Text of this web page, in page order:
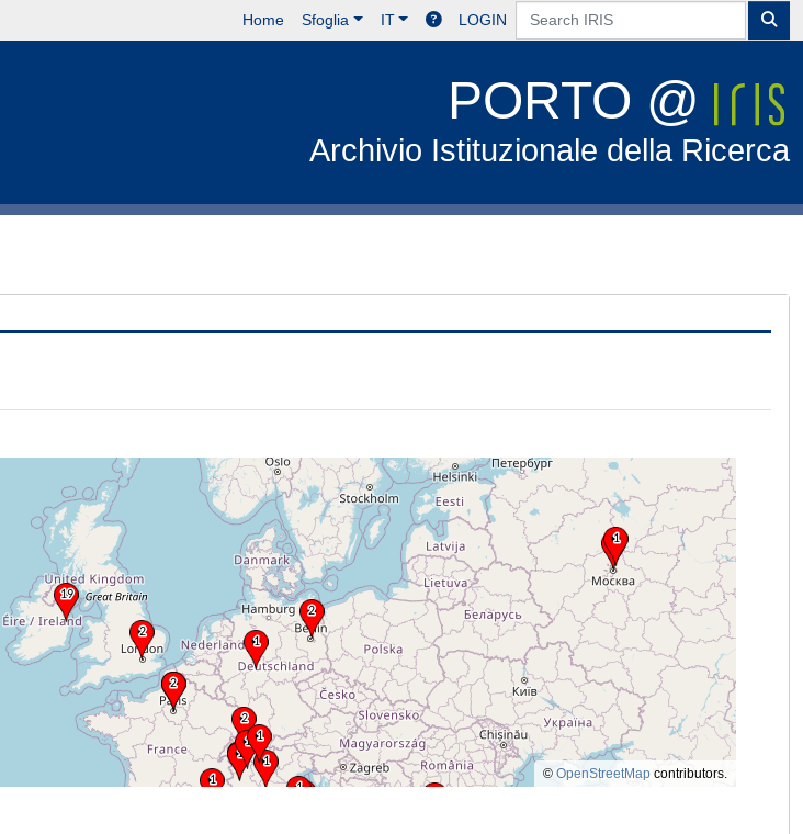
Home Sfoglia IT LOGIN
PORTO @
Archivio Istituzionale della Ricerca
© OpenStreetMap contributors.